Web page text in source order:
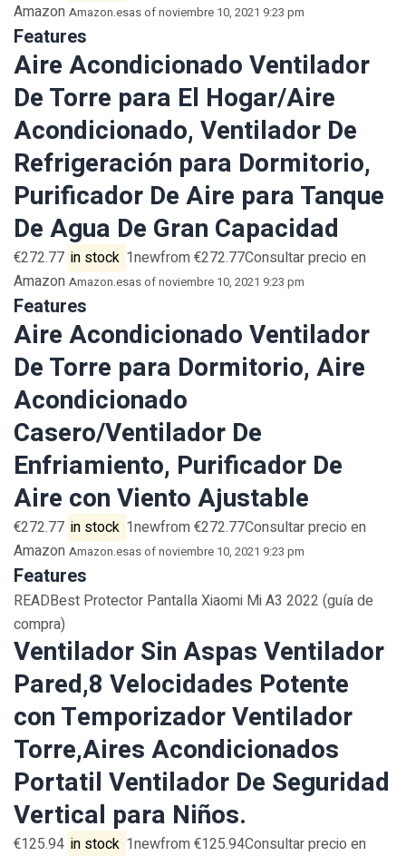
Amazon Amazon.esas of noviembre 10, 2021 9:23 pm
Features
Aire Acondicionado Ventilador
De Torre para El Hogar/Aire
Acondicionado, Ventilador De
Refrigeración para Dormitorio,
Purificador De Aire para Tanque
De Agua De Gran Capacidad
€272.77 in stock 1newfrom €272.77Consultar precio en
Amazon Amazon.esas of noviembre 10, 2021 9:23 pm
Features
Aire Acondicionado Ventilador
De Torre para Dormitorio, Aire
Acondicionado
Casero/Ventilador De
Enfriamiento, Purificador De
Aire con Viento Ajustable
€272.77 in stock 1newfrom €272.77Consultar precio en
Amazon Amazon.esas of noviembre 10, 2021 9:23 pm
Features
READBest Protector Pantalla Xiaomi Mi A3 2022 (guía de
compra)
Ventilador Sin Aspas Ventilador
Pared,8 Velocidades Potente
con Temporizador Ventilador
Torre,Aires Acondicionados
Portatil Ventilador De Seguridad
Vertical para Niños.
€125.94 in stock 1newfrom €125.94Consultar precio en